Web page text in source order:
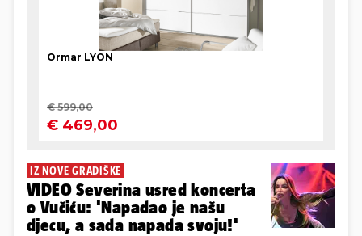
IZ NOVE GRADIŠKE
VIDEO Severina usred koncerta
o Vučiću: 'Napadao je našu
djecu, a sada napada svoju!'